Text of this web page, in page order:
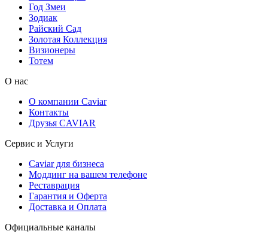
Год Змеи
Зодиак
Райский Сад
Золотая Коллекция
Визионеры
Тотем
О нас
О компании Caviar
Контакты
Друзья CAVIAR
Сервис и Услуги
Caviar для бизнеса
Моддинг на вашем телефоне
Реставрация
Гарантия и Оферта
Доставка и Оплата
Официальные каналы